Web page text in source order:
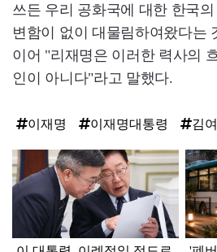
쓰든 우리 공화국에 대한 한국
변함이 없이 대물림하여왔다는
이어 "리재명은 이러한 력사의
인이 아니다"라고 말했다.
이재명 이재명대통령 김
탑
라
인